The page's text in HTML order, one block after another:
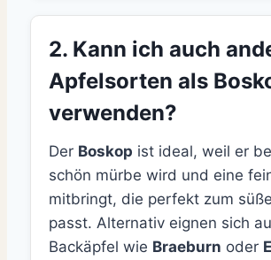
2. Kann ich auch
Apfelsorten als
verwenden?
Der Boskop ist ideal, weil er
schön mürbe wird und eine
mitbringt, die perfekt zum
passt. Alternativ eignen sich
Backäpfel wie Braeburn oder